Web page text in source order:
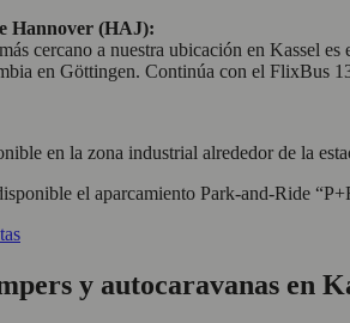
Hannover (HAJ):
cercano a nuestra ubicación en Kassel
en Göttingen. Continúa con el FlixBus
en la zona industrial alrededor de la
el aparcamiento Park-and-Ride
y autocaravanas en